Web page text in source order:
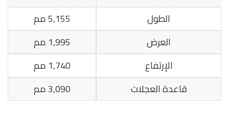
الطول
5,155 مم
العرض
1,995 مم
الإرتفاع
1,740 مم
قاعدة العجلات
3,090 مم